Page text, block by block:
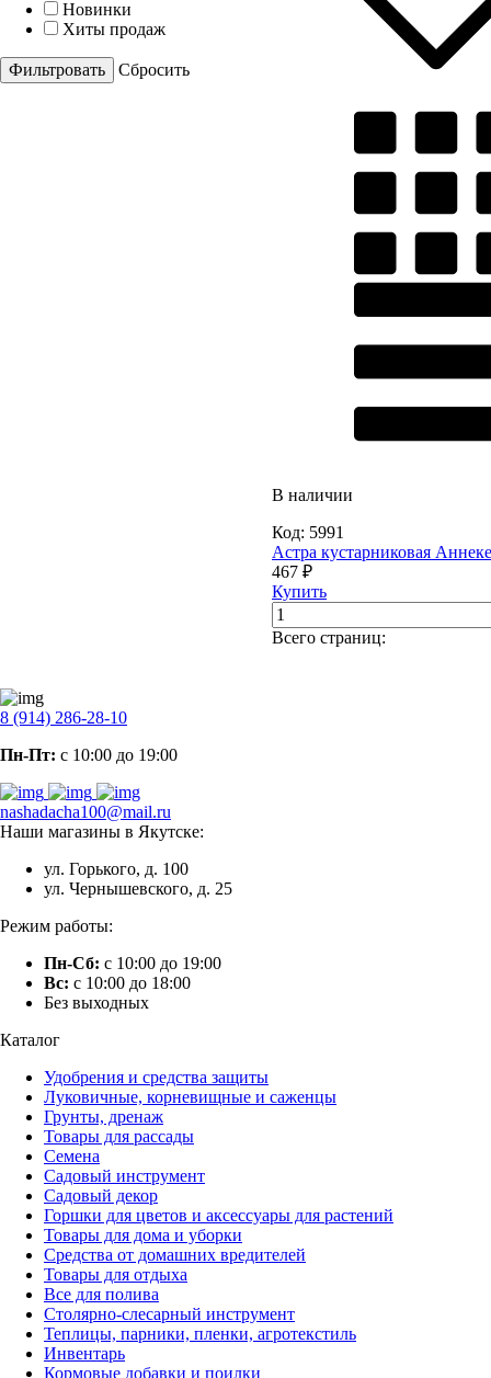
Новинки
Хиты продаж
Cбросить
В наличии
Код: 5991
Астра кустарниковая
467 ₽
Купить
Всего страниц:
8 (914) 286-28-10
Пн-Пт: с 10:00 до 19:00
nashadacha100@mail.ru
Наши магазины в Якутске:
ул. Горького, д. 100
ул. Чернышевского, д. 25
Режим работы:
Пн-Сб: с 10:00 до 19:00
Вс: с 10:00 до 18:00
Без выходных
Каталог
Удобрения и средства защиты
Луковичные, корневищные и саженцы
Грунты, дренаж
Товары для рассады
Семена
Садовый инструмент
Садовый декор
Горшки для цветов и аксессуары для растений
Товары для дома и уборки
Средства от домашних вредителей
Товары для отдыха
Все для полива
Столярно-слесарный инструмент
Теплицы, парники, пленки, агротекстиль
Инвентарь
Кормовые добавки и поилки